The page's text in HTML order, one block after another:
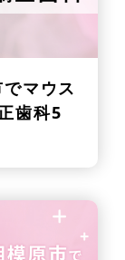
マウス
歯科5